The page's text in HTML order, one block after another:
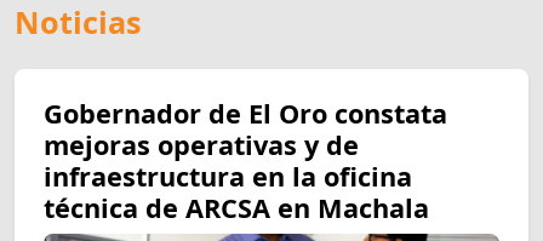
Noticias
Gobernador de El Oro constata
mejoras operativas y de
infraestructura en la oficina
técnica de ARCSA en Machala